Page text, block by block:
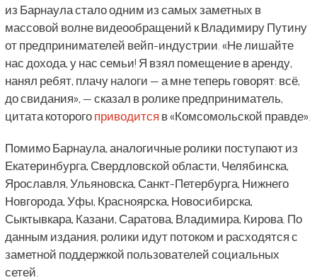
из Барнаула стало одним из самых заметных в
массовой волне видеообращений к Владимиру Путину
от предпринимателей вейп-индустрии. «Не лишайте
нас дохода, у нас семьи! Я взял помещение в аренду,
нанял ребят, плачу налоги — а мне теперь говорят: всё,
до свидания», — сказал в ролике предприниматель,
цитата которогоприводится в «Комсомольской правде».
Помимо Барнаула, аналогичные ролики поступают из
Екатеринбурга, Свердловской области, Челябинска,
Ярославля, Ульяновска, Санкт-Петербурга, Нижнего
Новгорода, Уфы, Красноярска, Новосибирска,
Сыктывкара, Казани, Саратова, Владимира, Кирова. По
данным издания, ролики идут потоком и расходятся с
заметной поддержкой пользователей социальных
сетей.